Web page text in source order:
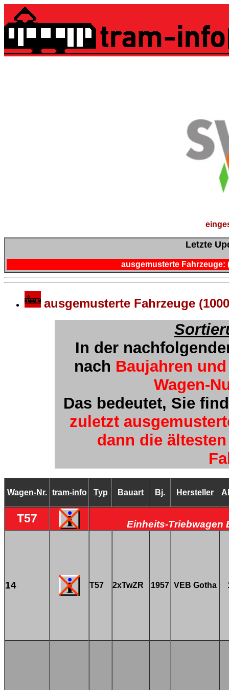
Letzte
ausgemusterte Fahrzeuge:
ausgemusterte Fahrzeuge
In der
nach Baujahren
Wagen-
Das bedeutet, Sie
zuletzt
dann die
Wagen-Nr. tram-info Typ Bauart Bj. Hersteller
T57 Einheits-Triebwagen
14 T57 2xTwZR 1957 VEB Gotha